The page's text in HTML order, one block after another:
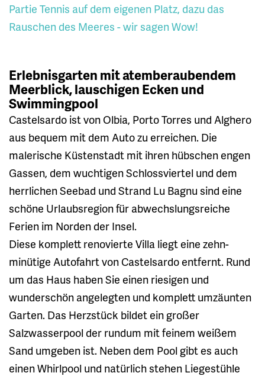
Partie Tennis auf dem eigenen Platz, dazu das
Rauschen des Meeres - wir sagen Wow!
Erlebnisgarten mit atemberaubendem
Meerblick, lauschigen Ecken und
Swimmingpool
Castelsardo ist von Olbia, Porto Torres und Alghero
aus bequem mit dem Auto zu erreichen. Die
malerische Küstenstadt mit ihren hübschen engen
Gassen, dem wuchtigen Schlossviertel und dem
herrlichen Seebad und Strand Lu Bagnu sind eine
schöne Urlaubsregion für abwechslungsreiche
Ferien im Norden der Insel.
Diese komplett renovierte Villa liegt eine zehn-
minütige Autofahrt von Castelsardo entfernt. Rund
um das Haus haben Sie einen riesigen und
wunderschön angelegten und komplett umzäunten
Garten. Das Herzstück bildet ein großer
Salzwasserpool der rundum mit feinem weißem
Sand umgeben ist. Neben dem Pool gibt es auch
einen Whirlpool und natürlich stehen Liegestühle